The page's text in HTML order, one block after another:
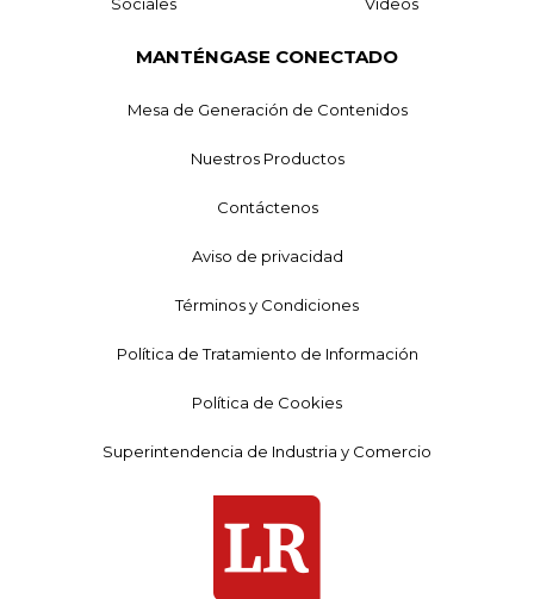
MANTÉNGASE CONECTADO
Mesa de Generación de Contenidos
Nuestros Productos
Contáctenos
Aviso de privacidad
Términos y Condiciones
Política de Tratamiento de Información
Política de Cookies
Superintendencia de Industria y Comercio